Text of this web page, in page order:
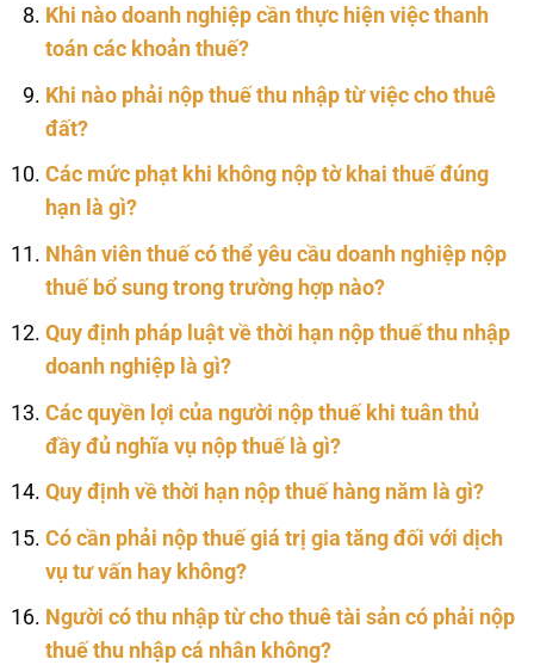
Khi nào doanh nghiệp cần thực hiện việc thanh
toán các khoản thuế?
Khi nào phải nộp thuế thu nhập từ việc cho thuê
đất?
Các mức phạt khi không nộp tờ khai thuế đúng
hạn là gì?
Nhân viên thuế có thể yêu cầu doanh nghiệp nộp
thuế bổ sung trong trường hợp nào?
Quy định pháp luật về thời hạn nộp thuế thu nhập
doanh nghiệp là gì?
Các quyền lợi của người nộp thuế khi tuân thủ
đầy đủ nghĩa vụ nộp thuế là gì?
Quy định về thời hạn nộp thuế hàng năm là gì?
Có cần phải nộp thuế giá trị gia tăng đối với dịch
vụ tư vấn hay không?
Người có thu nhập từ cho thuê tài sản có phải nộp
thuế thu nhập cá nhân không?